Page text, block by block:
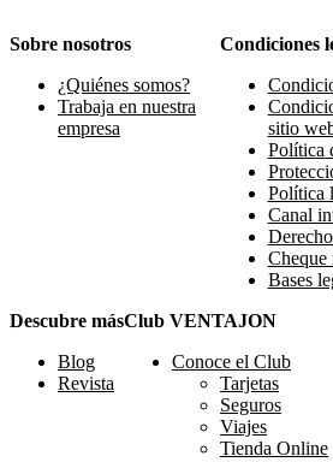
Sobre nosotros
¿Quiénes somos?
Trabaja en nuestra
empresa
Condiciones
sitio
Política
Política
Canal
Cheque
Bases
Descubre más
Blog
Revista
Club VENTAJON
Conoce el Club
Tarjetas
Seguros
Viajes
Tienda Online